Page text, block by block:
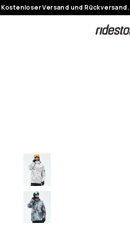
Kostenloser Versand und Rückversand.